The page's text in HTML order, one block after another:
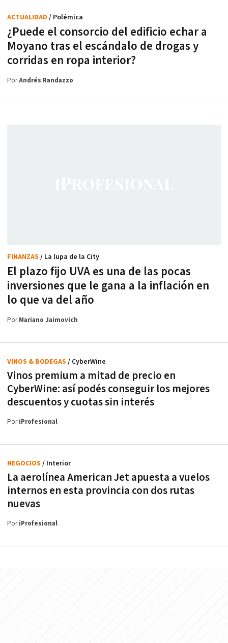
¿Puede el consorcio del edificio echar a
Moyano tras el escándalo de drogas y
corridas en ropa interior?
ACTUALIDAD / Polémica
PorAndrés Randazzo
El plazo fijo UVA es una de las pocas
inversiones que le gana a la inflación en
lo que va del año
FINANZAS / La lupa de la City
PorMariano Jaimovich
Vinos premium a mitad de precio en
CyberWine: así podés conseguir los mejores
descuentos y cuotas sin interés
VINOS & BODEGAS / CyberWine
PoriProfesional
La aerolínea American Jet apuesta a vuelos
internos en esta provincia con dos rutas
nuevas
NEGOCIOS / Interior
PoriProfesional